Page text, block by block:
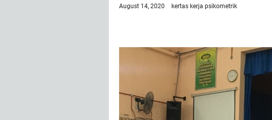
August 14, 2020 kertas kerja psikometrik